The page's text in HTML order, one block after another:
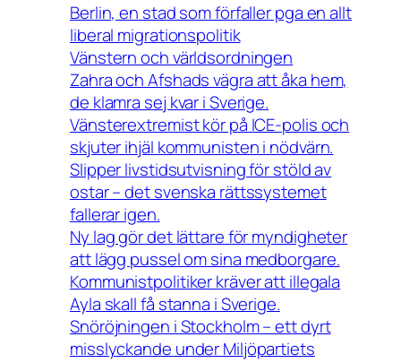
Berlin, en stad som förfaller pga en allt
liberal migrationspolitik
Vänstern och världsordningen
Zahra och Afshads vägra att åka hem,
de klamra sej kvar i Sverige.
Vänsterextremist kör på ICE-polis och
skjuter ihjäl kommunisten i nödvärn.
Slipper livstidsutvisning för stöld av
ostar – det svenska rättssystemet
fallerar igen.
Ny lag gör det lättare för myndigheter
att lägg pussel om sina medborgare.
Kommunistpolitiker kräver att illegala
Ayla skall få stanna i Sverige.
Snöröjningen i Stockholm – ett dyrt
misslyckande under Miljöpartiets